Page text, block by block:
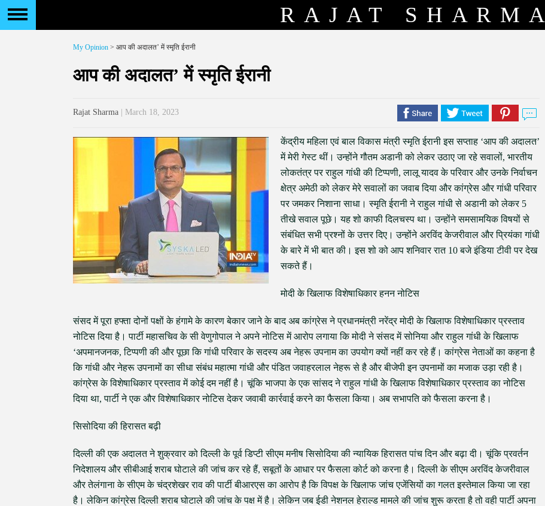
RAJAT SHARMA
My Opinion > आप की अदालत’ में स्मृति ईरानी
आप की अदालत’ में स्मृति ईरानी
Rajat Sharma | March 18, 2023
केंद्रीय महिला एवं बाल विकास मंत्री स्मृति ईरानी इस सप्ताह ‘आप की अदालत’
में मेरी गेस्ट थीं। उन्होंने गौतम अडानी को लेकर उठाए जा रहे सवालों, भारतीय
लोकतंत्र पर राहुल गांधी की टिप्पणी, लालू यादव के परिवार और उनके निर्वाचन
क्षेत्र अमेठी को लेकर मेरे सवालों का जवाब दिया और कांग्रेस और गांधी परिवार
पर जमकर निशाना साधा। स्मृति ईरानी ने राहुल गांधी से अडानी को लेकर 5
तीखे सवाल पूछे। यह शो काफी दिलचस्प था। उन्होंने समसामयिक विषयों से
संबंधित सभी प्रश्नों के उत्तर दिए। उन्होंने अरविंद केजरीवाल और प्रियंका गांधी
के बारे में भी बात की। इस शो को आप शनिवार रात 10 बजे इंडिया टीवी पर देख
सकते हैं।
मोदी के खिलाफ विशेषाधिकार हनन नोटिस
संसद में पूरा हफ्ता दोनों पक्षों के हंगामे के कारण बेकार जाने के बाद अब कांग्रेस ने प्रधानमंत्री नरेंद्र मोदी के खिलाफ विशेषाधिकार प्रस्ताव
नोटिस दिया है। पार्टी महासचिव के सी वेणुगोपाल ने अपने नोटिस में आरोप लगाया कि मोदी ने संसद में सोनिया और राहुल गांधी के खिलाफ
‘अपमानजनक, टिप्पणी की और पूछा कि गांधी परिवार के सदस्य अब नेहरू उपनाम का उपयोग क्यों नहीं कर रहे हैं। कांग्रेस नेताओं का कहना है
कि गांधी और नेहरू उपनामों का सीधा संबंध महात्मा गांधी और पंडित जवाहरलाल नेहरू से है और बीजेपी इन उपनामों का मजाक उड़ा रही है।
कांग्रेस के विशेषाधिकार प्रस्ताव में कोई दम नहीं है। चूंकि भाजपा के एक सांसद ने राहुल गांधी के खिलाफ विशेषाधिकार प्रस्ताव का नोटिस
दिया था, पार्टी ने एक और विशेषाधिकार नोटिस देकर जवाबी कार्रवाई करने का फैसला किया। अब सभापति को फैसला करना है।
सिसोदिया की हिरासत बढ़ी
दिल्ली की एक अदालत ने शुक्रवार को दिल्ली के पूर्व डिप्टी सीएम मनीष सिसोदिया की न्यायिक हिरासत पांच दिन और बढ़ा दी। चूंकि प्रवर्तन
निदेशालय और सीबीआई शराब घोटाले की जांच कर रहे हैं, सबूतों के आधार पर फैसला कोर्ट को करना है। दिल्ली के सीएम अरविंद केजरीवाल
और तेलंगाना के सीएम के चंद्रशेखर राव की पार्टी बीआरएस का आरोप है कि विपक्ष के खिलाफ जांच एजेंसियों का गलत इस्तेमाल किया जा रहा
है। लेकिन कांग्रेस दिल्ली शराब घोटाले की जांच के पक्ष में है। लेकिन जब ईडी नेशनल हेराल्ड मामले की जांच शुरू करता है तो वही पार्टी अपना